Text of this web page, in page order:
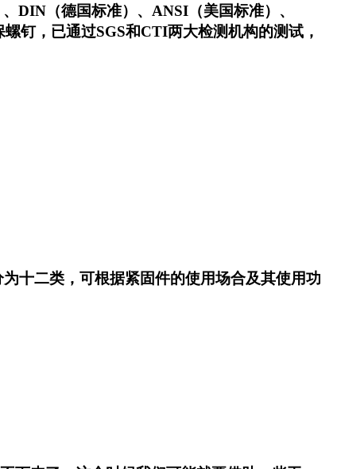
DIN（德国标准）、ANSI（美国标准）、
钉，已通过SGS和CTI两大检测机构的测试，
十二类，可根据紧固件的使用场合及其使用功